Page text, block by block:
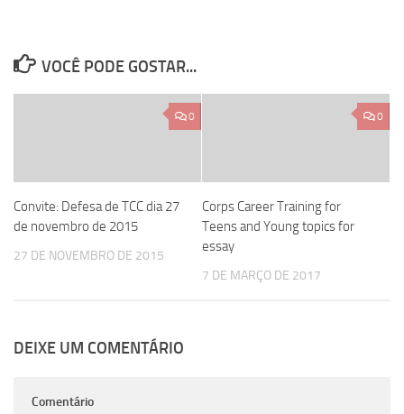
VOCÊ PODE GOSTAR...
0
Convite: Defesa de TCC dia 27
de novembro de 2015
27 DE NOVEMBRO DE 2015
0
Corps Career Training for
Teens and Young topics for
essay
7 DE MARÇO DE 2017
DEIXE UM COMENTÁRIO
Comentário